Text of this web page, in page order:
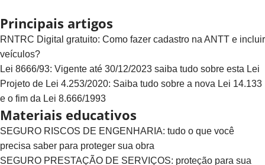
Principais artigos
RNTRC Digital gratuito: Como fazer cadastro na ANTT e incluir
veículos?
Lei 8666/93: Vigente até 30/12/2023 saiba tudo sobre esta Lei
Projeto de Lei 4.253/2020: Saiba tudo sobre a nova Lei 14.133
e o fim da Lei 8.666/1993
Materiais educativos
SEGURO RISCOS DE ENGENHARIA: tudo o que você
precisa saber para proteger sua obra
SEGURO PRESTAÇÃO DE SERVIÇOS: proteção para sua